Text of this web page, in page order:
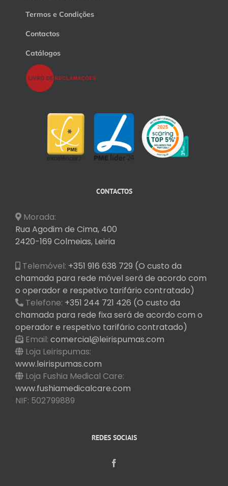
Termos e Condições
Contactos
Catálogos
CONTACTOS
Morada:
Rua Agodim de Cima, 400
2420-169 Colmeias, Leiria
Telemóvel: +351 916 638 729 (O custo da
chamada para rede móvel será de acordo com
o operador e respetivo tarifário contratado)
Telefone: +351 244 721 426 (O custo da
chamada para rede fixa será de acordo com o
operador e respetivo tarifário contratado)
Email: comercial@leirispumas.com
Loja Leirispumas:
www.leirispumas.com
Loja Fushia Medical Care:
www.fushiamedicalcare.com
NIF: 502799889
REDES SOCIAIS